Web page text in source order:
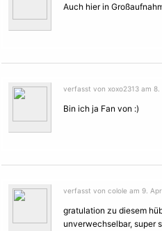
Auch hier in
verfasst von xoxo2313 am
Bin ich ja Fan von :)
verfasst von colole am 9.
gratulation zu diesem
unverwechselbar, super